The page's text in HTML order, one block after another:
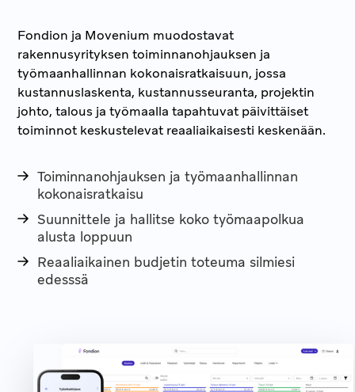
Fondion ja Movenium muodostavat
rakennusyrityksen toiminnanohjauksen ja
työmaanhallinnan kokonaisratkaisuun, jossa
kustannuslaskenta, kustannusseuranta, projektin
johto, talous ja työmaalla tapahtuvat päivittäiset
toiminnot keskustelevat reaaliaikaisesti keskenään.
Toiminnanohjauksen ja työmaanhallinnan
kokonaisratkaisu
Suunnittele ja hallitse koko työmaapolkua
alusta loppuun
Reaaliaikainen budjetin toteuma silmiesi
edesssä